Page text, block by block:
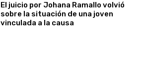
El juicio por Johana Ramallo volvió
sobre la situación de una joven
vinculada a la causa